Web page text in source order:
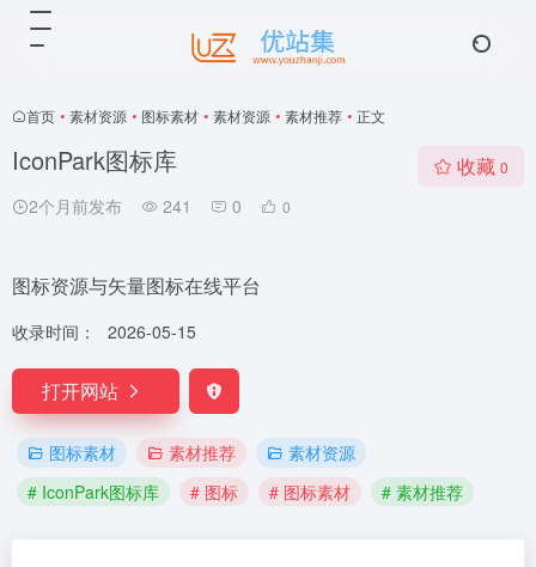
首页 • 素材资源 • 图标素材 • 素材资源 • 素材推荐 • 正文
IconPark图标库
2个月前发布 241 0 0
收藏 0
图标资源与矢量图标在线平台
收录时间： 2026-05-15
打开网站
图标素材 素材推荐
素材资源
# IconPark图标库
# 图标 # 图标素材 # 素材推荐